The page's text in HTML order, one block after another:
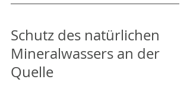
Schutz des natürlichen
Mineralwassers an der
Quelle